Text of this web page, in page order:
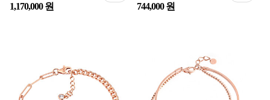
1,170,000 원 744,000 원